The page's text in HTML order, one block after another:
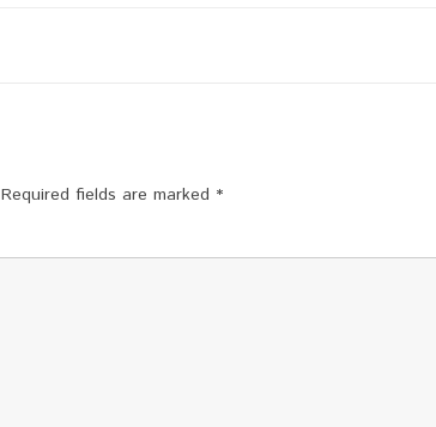
Required fields are marked *